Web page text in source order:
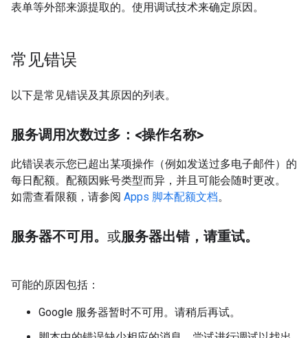
表单等外部来源提取的。使用调试技术来确定原因。
常见错误
以下是常见错误及其原因的列表。
服务调用次数过多：<操作名称>
此错误表示您已超出某项操作（例如发送过多电子邮件）的
每日配额。配额因账号类型而异，并且可能会随时更改。
如需查看限额，请参阅 Apps 脚本配额文档。
服务器不可用。 或服务器出错，请重试。
可能的原因包括：
Google 服务器暂时不可用。请稍后再试。